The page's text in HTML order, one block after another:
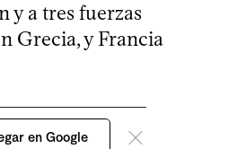
y a tres fuerzas
Grecia, y Francia
en Google